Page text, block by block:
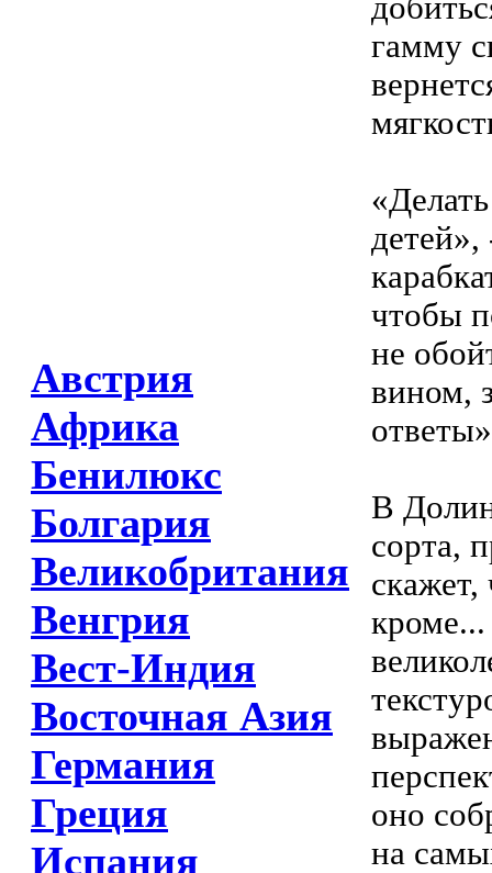
Австрия
Африка
Бенилюкс
Болгария
Великобритания
Венгрия
Вест-Индия
Восточная Азия
Германия
Греция
Испания
гамму
чтобы
не
вином,
В
сорта,
оно
на